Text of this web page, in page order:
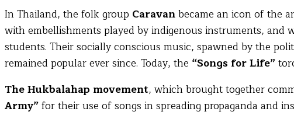
In Thailand, the folk group Caravanbecame an icon of the
with embellishments played by indigenous instruments, and
students. Their socially conscious music, spawned by the
remained popular ever since. Today, the “Songs for Life”
The Hukbalahap movement, which brought together
Army”for their use of songs in spreading propaganda and